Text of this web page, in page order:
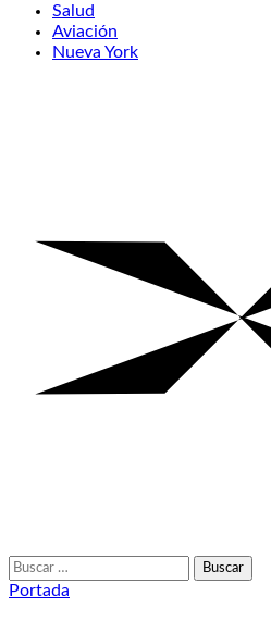
Salud
Aviación
Nueva York
Buscar:
Portada